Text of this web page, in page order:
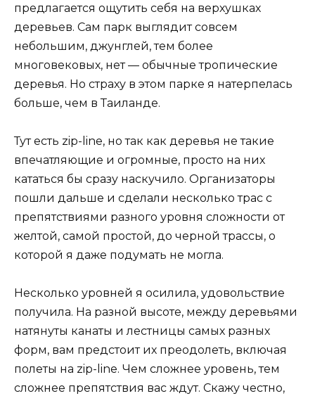
предлагается ощутить себя на верхушках
деревьев. Сам парк выглядит совсем
небольшим, джунглей, тем более
многовековых, нет — обычные тропические
деревья. Но страху в этом парке я натерпелась
больше, чем в Таиланде.
Тут есть zip-line, но так как деревья не такие
впечатляющие и огромные, просто на них
кататься бы сразу наскучило. Организаторы
пошли дальше и сделали несколько трас с
препятствиями разного уровня сложности от
желтой, самой простой, до черной трассы, о
которой я даже подумать не могла.
Несколько уровней я осилила, удовольствие
получила. На разной высоте, между деревьями
натянуты канаты и лестницы самых разных
форм, вам предстоит их преодолеть, включая
полеты на zip-line. Чем сложнее уровень, тем
сложнее препятствия вас ждут. Скажу честно,